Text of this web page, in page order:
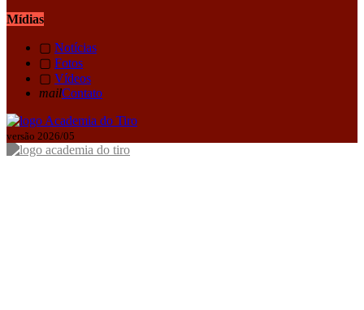
Mídias
▢ Notícias
▢ Fotos
▢ Vídeos
mailContato
versão 2026/05